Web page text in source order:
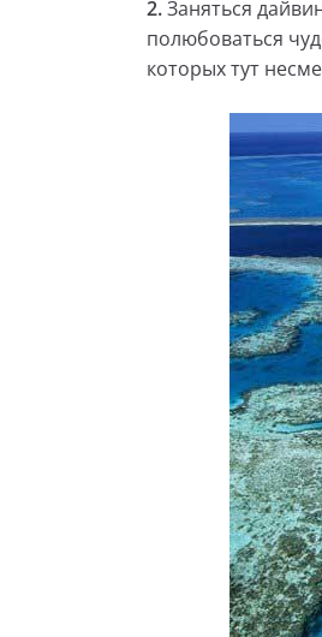
2.Заняться
полюбоваться
которых тут